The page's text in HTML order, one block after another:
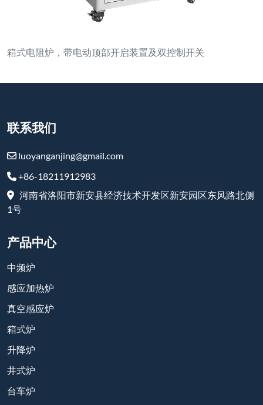
河南省洛阳市新安县经济技术开发区新安园区东风路北侧
产品中心
真空感应炉
升降炉
井式炉
台车炉
-YouTube
-Facebook
-Twitter
-Instagram
-Linkedin
在线留言